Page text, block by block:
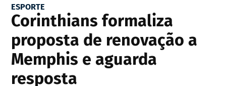
ESPORTE
Corinthians formaliza
proposta de renovação a
Memphis e aguarda
resposta